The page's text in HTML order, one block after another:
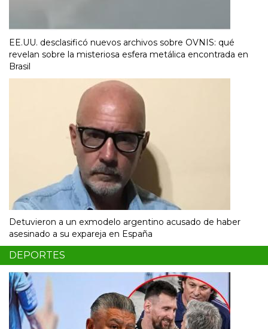
EE.UU. desclasificó nuevos archivos sobre OVNIS: qué
revelan sobre la misteriosa esfera metálica encontrada en
Brasil
Detuvieron a un exmodelo argentino acusado de haber
asesinado a su expareja en España
DEPORTES